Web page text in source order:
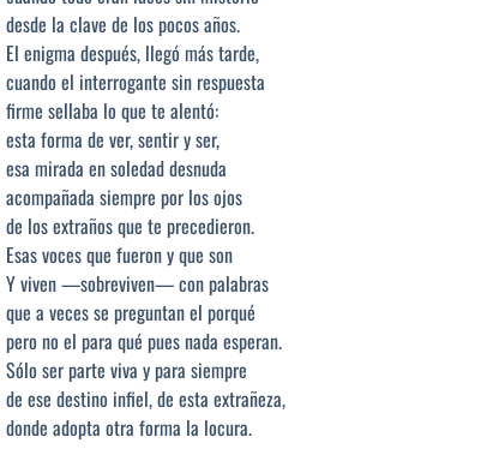
desde la clave de los pocos años.
El enigma después, llegó más tarde,
cuando el interrogante sin respuesta
firme sellaba lo que te alentó:
esta forma de ver, sentir y ser,
esa mirada en soledad desnuda
acompañada siempre por los ojos
de los extraños que te precedieron.
Esas voces que fueron y que son
Y viven —sobreviven— con palabras
que a veces se preguntan el porqué
pero no el para qué pues nada esperan.
Sólo ser parte viva y para siempre
de ese destino infiel, de esta extrañeza,
donde adopta otra forma la locura.